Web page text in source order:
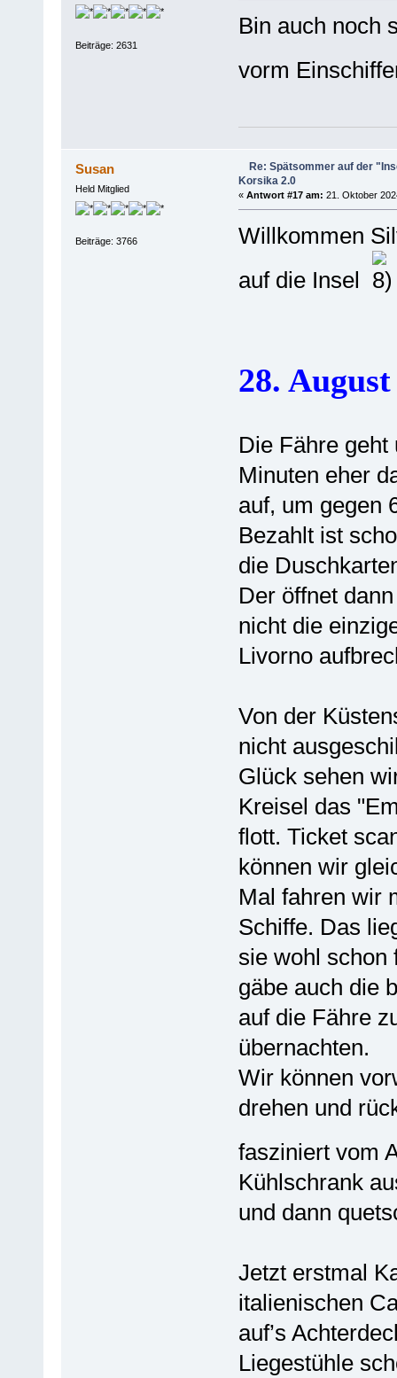
Beiträge: 2631
Bin auch noch
vorm
Susan
Held Mitglied
Beiträge: 3766
Re: Spätsommer auf der
Korsika 2.0
« Antwort #17 am: 21. Oktober
Willkommen
auf die Insel
28.
Die Fähre
Minuten eher
auf, um gegen
Bezahlt ist
die
Der öffnet
nicht die
Livorno
Von der
nicht
Glück sehen
Kreisel das
flott. Ticket
können wir
Mal fahren wir
Schiffe. Das
sie wohl schon
gäbe auch die
auf die Fähre
übernachten.
Wir können
drehen und
fasziniert vom
Kühlschrank
und dann
Jetzt erstmal
italienischen
auf’s
Liegestühle